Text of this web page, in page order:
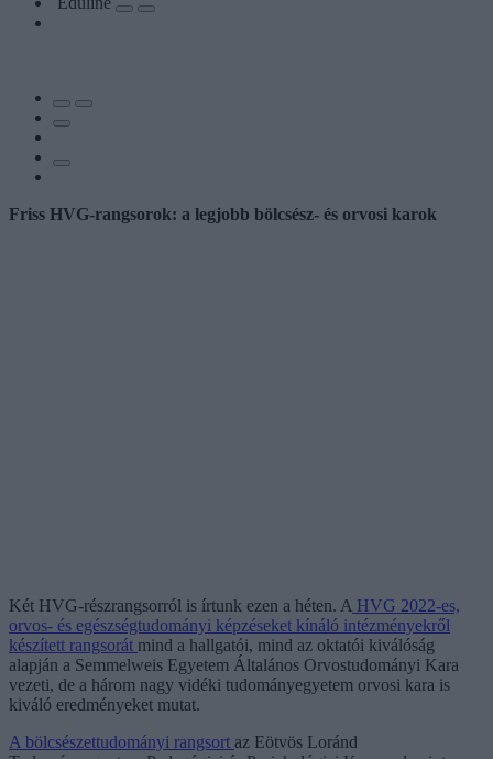
Friss HVG-rangsorok: a legjobb bölcsész- és orvosi karok
Két HVG-részrangsorról is írtunk ezen a héten. A HVG 2022-es,
orvos- és egészségtudományi képzéseket kínáló intézményekről
készített rangsorát mind a hallgatói, mind az oktatói kiválóság
alapján a Semmelweis Egyetem Általános Orvostudományi Kara
vezeti, de a három nagy vidéki tudományegyetem orvosi kara is
kiváló eredményeket mutat.
A bölcsészettudományi rangsort az Eötvös Loránd